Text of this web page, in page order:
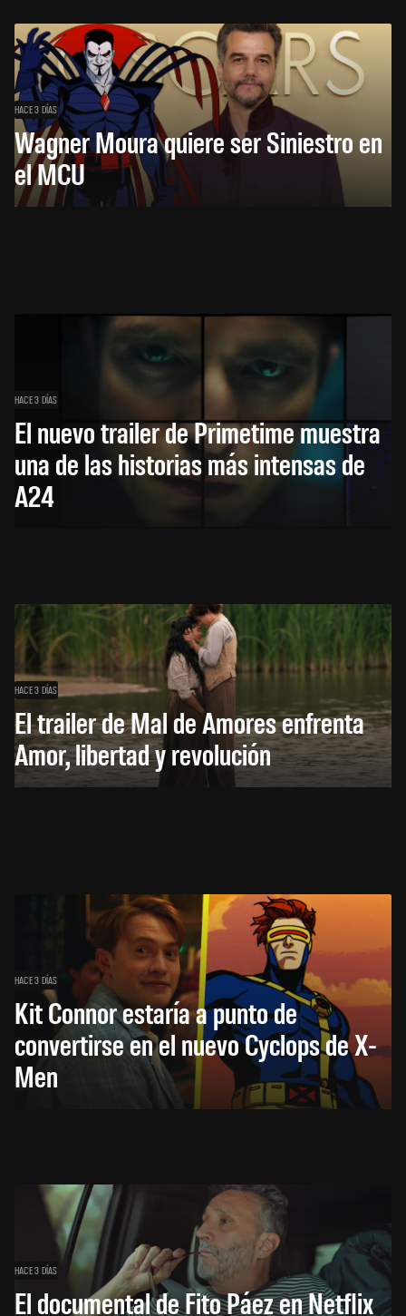
HACE 3 DÍAS
Wagner Moura quiere ser Siniestro en
el MCU
HACE 3 DÍAS
El nuevo trailer de Primetime muestra
una de las historias más intensas de
A24
HACE 3 DÍAS
El trailer de Mal de Amores enfrenta
Amor, libertad y revolución
HACE 3 DÍAS
Kit Connor estaría a punto de
convertirse en el nuevo Cyclops de X-
Men
HACE 3 DÍAS
El documental de Fito Páez en Netflix